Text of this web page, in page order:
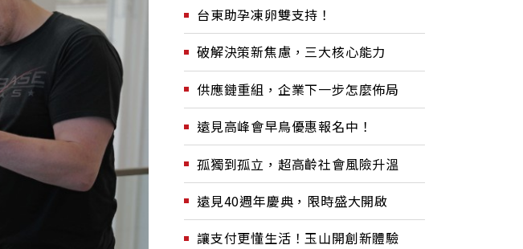
台東助孕凍卵雙支持！
破解決策新焦慮，三大核心能力
供應鏈重組，企業下一步怎麼佈局
遠見高峰會早鳥優惠報名中！
孤獨到孤立，超高齡社會風險升溫
遠見40週年慶典，限時盛大開啟
讓支付更懂生活！玉山開創新體驗